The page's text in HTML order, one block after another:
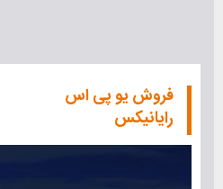
فروش یو پی اس
رایانیکس